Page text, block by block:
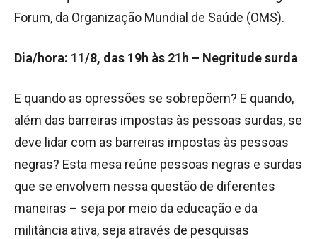
Forum, da Organização Mundial de Saúde (OMS).
Dia/hora: 11/8, das 19h às 21h – Negritude surda
E quando as opressões se sobrepõem? E quando,
além das barreiras impostas às pessoas surdas, se
deve lidar com as barreiras impostas às pessoas
negras? Esta mesa reúne pessoas negras e surdas
que se envolvem nessa questão de diferentes
maneiras – seja por meio da educação e da
militância ativa, seja através de pesquisas